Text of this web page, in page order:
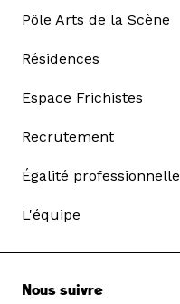
Pôle Arts de la Scène
Résidences
Espace Frichistes
Recrutement
Égalité professionnelle
L'équipe
Nous suivre